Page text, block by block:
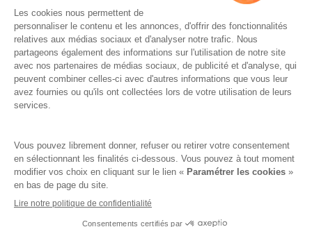
MODÉRATION.
Famille Lafage
RGPD – Politique de confidentialité